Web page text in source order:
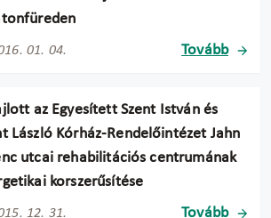
01. 04. Tovább
az Egyesített Szent István és
László Kórház-Rendelőintézet Jahn
utcai rehabilitációs centrumának
korszerűsítése
12. 31. Tovább